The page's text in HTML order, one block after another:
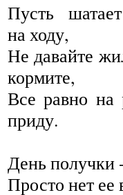
Пусть
на ходу,
Не давайте
кормите,
Все равно на
приду.
День получки
Просто нет ее